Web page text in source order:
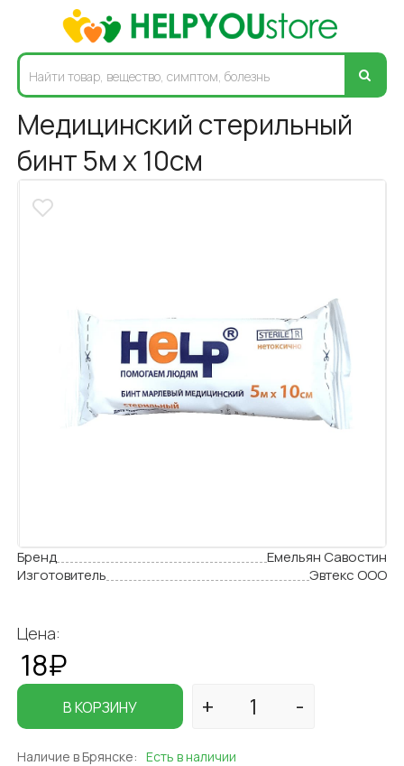
Медицинский стерильный
бинт 5м х 10см
Бренд
Емельян Савостин
Изготовитель
Эвтекс ООО
Цена:
18₽
В КОРЗИНУ
Наличие в Брянске: Есть в наличии